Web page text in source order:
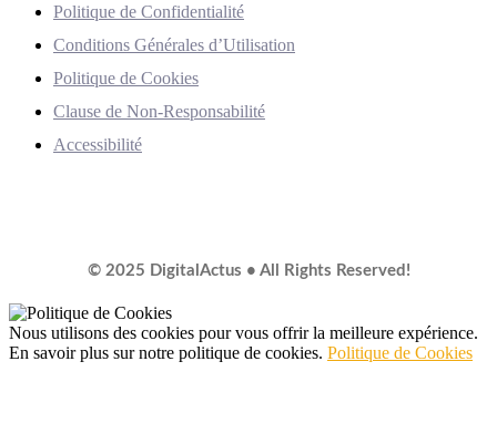
Politique de Confidentialité
Conditions Générales d’Utilisation
Politique de Cookies
Clause de Non-Responsabilité
Accessibilité
© 2025 DigitalActus • All Rights Reserved!
Nous utilisons des cookies pour vous offrir la meilleure expérience.
En savoir plus sur notre politique de cookies. Politique de Cookies